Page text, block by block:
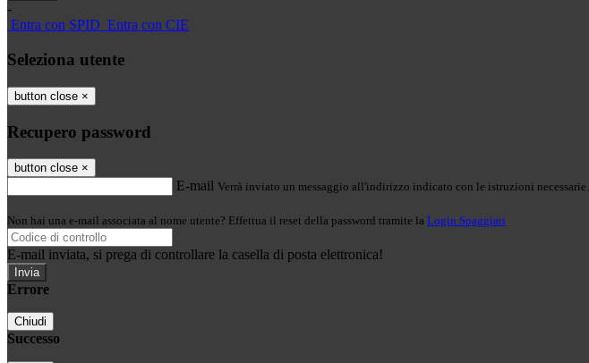
-
Entra con SPID Entra con CIE
Seleziona utente
button close ×
Recupero password
button close ×
E-mail Verrà inviato un messaggio all'indirizzo indicato con le istruzioni necessarie.
Non hai una e-mail associata al nome utente? Effettua il reset della password tramite la Login Spaggiari
E-mail inviata, si prega di controllare la casella di posta elettronica!
Errore
Chiudi
Successo